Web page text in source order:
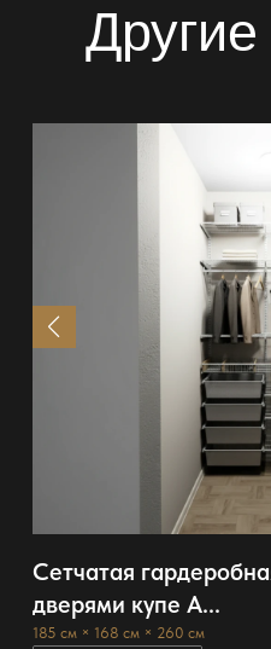
Сетчатая
дверями купе A...
185 см × 168 см × 260 см